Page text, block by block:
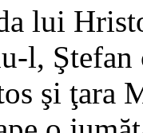
lui
l,
şi ţara